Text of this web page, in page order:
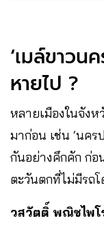
‘เมล์ขาวน
หายไป ?
หลายเมืองในจัง
มาก่อน เช่น ‘นคร
กันอย่างคึกคัก ก่อ
ตะวันตกที่ไม่มีรถโ
วสวัตติ์ พณิชไพโ